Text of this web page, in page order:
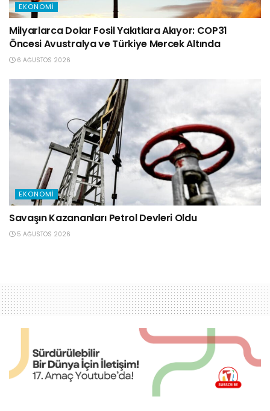
EKONOMI
Milyarlarca Dolar Fosil Yakıtlara Akıyor: COP31
Öncesi Avustralya ve Türkiye Mercek Altında
6 AĞUSTOS 2026
EKONOMI
Savaşın Kazananları Petrol Devleri Oldu
5 AĞUSTOS 2026